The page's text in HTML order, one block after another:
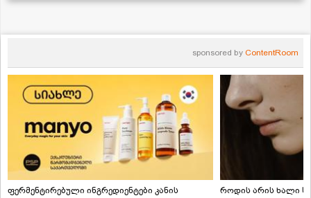
sponsored by ContentRoom
ფერმენტირებული ინგრედიენტები კანის
როდის არის ხალი